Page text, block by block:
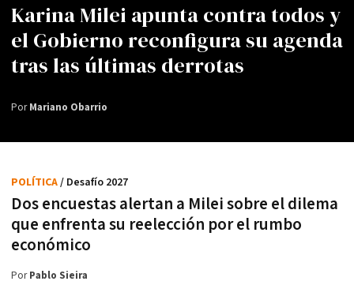
Karina Milei apunta contra todos y
el Gobierno reconfigura su agenda
tras las últimas derrotas
PorMariano Obarrio
Dos encuestas alertan a Milei sobre el dilema
que enfrenta su reelección por el rumbo
económico
POLÍTICA/ Desafío 2027
PorPablo Sieira